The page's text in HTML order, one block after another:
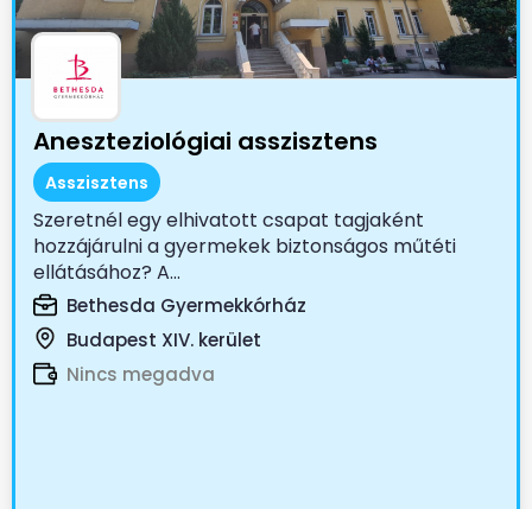
Aneszteziológiai asszisztens
Asszisztens
Szeretnél egy elhivatott csapat tagjaként
hozzájárulni a gyermekek biztonságos műtéti
ellátásához? A...
Bethesda Gyermekkórház
Budapest XIV. kerület
Nincs megadva